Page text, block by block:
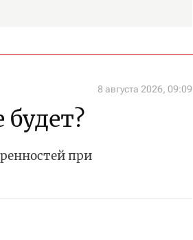
8 августа 2026, 09:09
при